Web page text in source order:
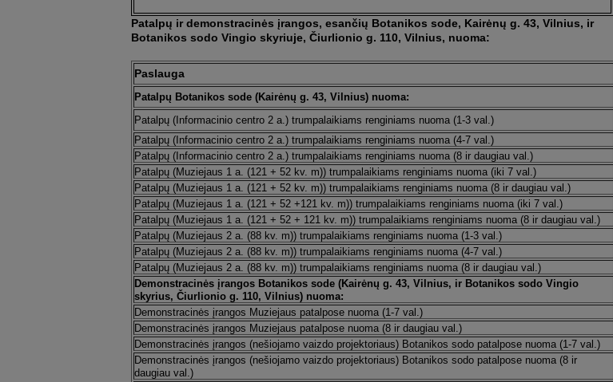
Patalpų ir demonstracinės įrangos, esančių Botanikos sode, Kairėnų g. 43, Vilnius, ir
Botanikos sodo Vingio skyriuje, Čiurlionio g. 110, Vilnius, nuoma:
Paslauga
Patalpų Botanikos sode (Kairėnų g. 43, Vilnius) nuoma:
Patalpų (Informacinio centro 2 a.) trumpalaikiams renginiams nuoma (1-3 val.)
Patalpų (Informacinio centro 2 a.) trumpalaikiams renginiams nuoma (4-7 val.)
Patalpų (Informacinio centro 2 a.) trumpalaikiams renginiams nuoma (8 ir daugiau val.)
Patalpų (Muziejaus 1 a. (121 + 52 kv. m)) trumpalaikiams renginiams nuoma (iki 7 val.)
Patalpų (Muziejaus 1 a. (121 + 52 kv. m)) trumpalaikiams renginiams nuoma (8 ir daugiau val.)
Patalpų (Muziejaus 1 a. (121 + 52 +121 kv. m)) trumpalaikiams renginiams nuoma (iki 7 val.)
Patalpų (Muziejaus 1 a. (121 + 52 + 121 kv. m)) trumpalaikiams renginiams nuoma (8 ir daugiau val.)
Patalpų (Muziejaus 2 a. (88 kv. m)) trumpalaikiams renginiams nuoma (1-3 val.)
Patalpų (Muziejaus 2 a. (88 kv. m)) trumpalaikiams renginiams nuoma (4-7 val.)
Patalpų (Muziejaus 2 a. (88 kv. m)) trumpalaikiams renginiams nuoma (8 ir daugiau val.)
Demonstracinės įrangos Botanikos sode (Kairėnų g. 43, Vilnius, ir Botanikos sodo Vingio
skyrius, Čiurlionio g. 110, Vilnius) nuoma:
Demonstracinės įrangos Muziejaus patalpose nuoma (1-7 val.)
Demonstracinės įrangos Muziejaus patalpose nuoma (8 ir daugiau val.)
Demonstracinės įrangos (nešiojamo vaizdo projektoriaus) Botanikos sodo patalpose nuoma (1-7 val.)
Demonstracinės įrangos (nešiojamo vaizdo projektoriaus) Botanikos sodo patalpose nuoma (8 ir
daugiau val.)